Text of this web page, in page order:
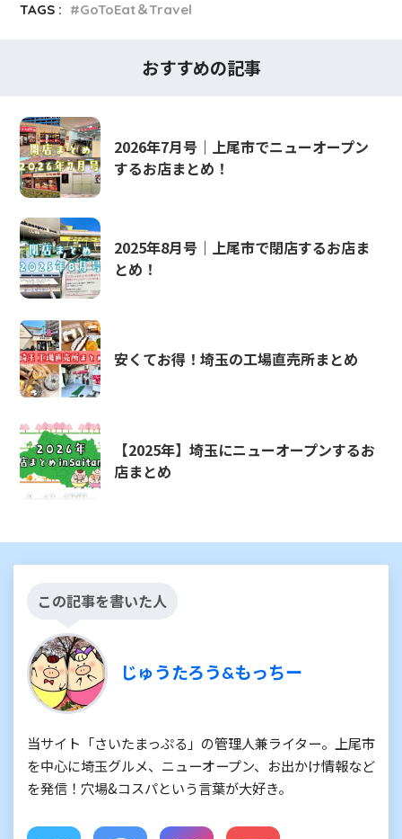
TAGS :
GoToEat＆Travel
おすすめの記事
2026年7月号｜上尾市でニューオープン
するお店まとめ！
2025年8月号｜上尾市で閉店するお店ま
とめ！
安くてお得！埼玉の工場直売所まとめ
【2025年】埼玉にニューオープンするお
店まとめ
この記事を書いた人
じゅうたろう&もっちー
当サイト「さいたまっぷる」の管理人兼ライター。上尾市
を中心に埼玉グルメ、ニューオープン、お出かけ情報など
を発信！穴場&コスパという言葉が大好き。